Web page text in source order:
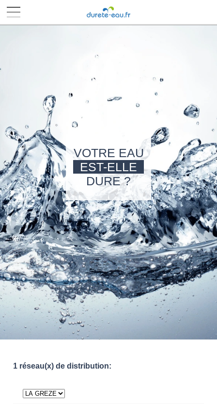
VOTRE EAU
EST-ELLE
DURE ?
1 réseau(x) de distribution: